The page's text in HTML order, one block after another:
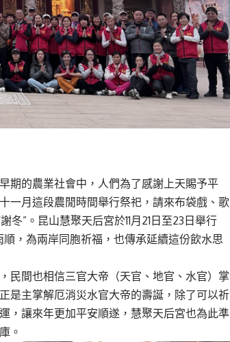
期的農業社會中，人們為了感謝上天賜予平
一月這段農閒時間舉行祭祀，請來布袋戲、歌
”。昆山慧聚天后宮於11月21日至23日舉行
，為兩岸同胞祈福，也傳承延續這份飲水思
民間也相信三官大帝（天官、地官、水官）掌
是主掌解厄消災水官大帝的壽誕，除了可以祈
，讓來年更加平安順遂，慧聚天后宮也為此準
。